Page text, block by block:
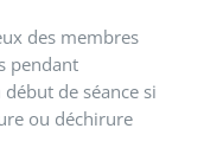
des membres
pendant
de séance si
ou déchirure